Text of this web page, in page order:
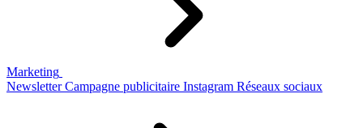
Marketing
Newsletter Campagne publicitaire Instagram Réseaux sociaux